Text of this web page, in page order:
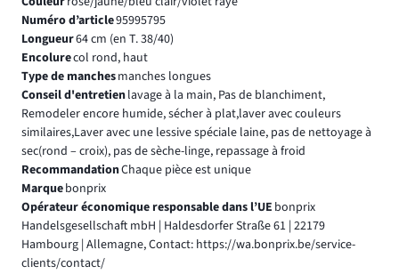
Numéro d’article95995795
Longueur64 cm (en T. 38/40)
Encolurecol rond, haut
Type de manchesmanches longues
Conseil d'entretienlavage à la main, Pas de blanchiment,
Remodeler encore humide, sécher à plat,laver avec couleurs
similaires,Laver avec une lessive spéciale laine, pas de nettoyage à
sec(rond – croix), pas de sèche-linge, repassage à froid
RecommandationChaque pièce est unique
Marquebonprix
Opérateur économique responsable dans l’UE bonprix
Handelsgesellschaft mbH | Haldesdorfer Straße 61 | 22179
Hambourg | Allemagne, Contact: https://wa.bonprix.be/service-
clients/contact/